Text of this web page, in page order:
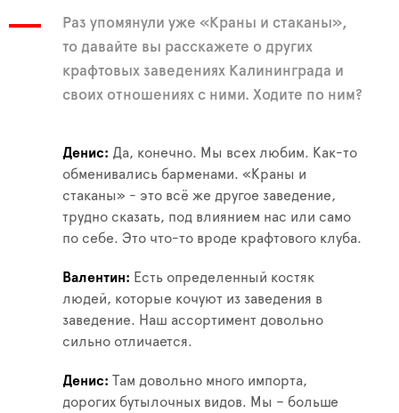
Раз упомянули уже «Краны и стаканы»,
то давайте вы расскажете о других
крафтовых заведениях Калининграда и
своих отношениях с ними. Ходите по ним?
Денис
Да, конечно. Мы всех любим. Как-то
обменивались барменами. «Краны и
стаканы» - это всё же другое заведение,
трудно сказать, под влиянием нас или само
по себе. Это что-то вроде крафтового клуба.
Валентин
Есть определенный костяк
людей, которые кочуют из заведения в
заведение. Наш ассортимент довольно
сильно отличается.
Денис
Там довольно много импорта,
дорогих бутылочных видов. Мы – больше